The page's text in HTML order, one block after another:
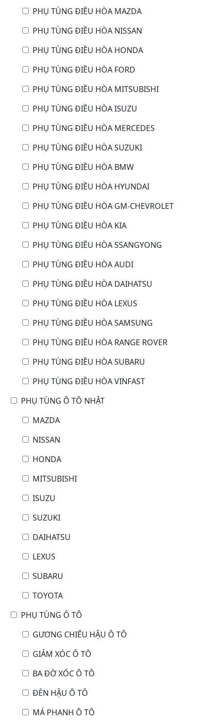
PHỤ TÙNG ĐIỀU HÒA MAZDA
PHỤ TÙNG ĐIỀU HÒA NISSAN
PHỤ TÙNG ĐIỀU HÒA HONDA
PHỤ TÙNG ĐIỀU HÒA FORD
PHỤ TÙNG ĐIỀU HÒA MITSUBISHI
PHỤ TÙNG ĐIỀU HÒA ISUZU
PHỤ TÙNG ĐIỀU HÒA MERCEDES
PHỤ TÙNG ĐIỀU HÒA SUZUKI
PHỤ TÙNG ĐIỀU HÒA BMW
PHỤ TÙNG ĐIỀU HÒA HYUNDAI
PHỤ TÙNG ĐIỀU HÒA GM-CHEVROLET
PHỤ TÙNG ĐIỀU HÒA KIA
PHỤ TÙNG ĐIỀU HÒA SSANGYONG
PHỤ TÙNG ĐIỀU HÒA AUDI
PHỤ TÙNG ĐIỀU HÒA DAIHATSU
PHỤ TÙNG ĐIỀU HÒA LEXUS
PHỤ TÙNG ĐIỀU HÒA SAMSUNG
PHỤ TÙNG ĐIỀU HÒA RANGE ROVER
PHỤ TÙNG ĐIỀU HÒA SUBARU
PHỤ TÙNG ĐIỀU HÒA VINFAST
PHỤ TÙNG Ô TÔ NHẬT
MAZDA
NISSAN
HONDA
MITSUBISHI
ISUZU
SUZUKI
DAIHATSU
LEXUS
SUBARU
TOYOTA
PHỤ TÙNG Ô TÔ
GƯƠNG CHIẾU HẬU Ô TÔ
GIẢM XÓC Ô TÔ
BA ĐỜ XỐC Ô TÔ
ĐÈN HẬU Ô TÔ
MÁ PHANH Ô TÔ